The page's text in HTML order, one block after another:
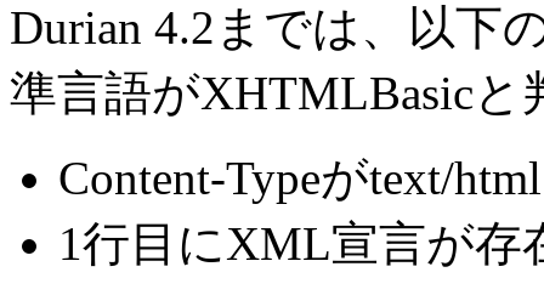
Durian 4.2までは、以下
準言語がXHTMLBasic
Content-Typeがtext/
1行目にXML宣言が存